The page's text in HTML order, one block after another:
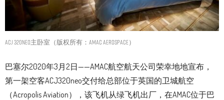
ACJ 320neo主卧室（版权所有：AMAC Aerospace）
巴塞尔2020年3月2日——AMAC航空航天公司荣幸地地宣布，
第一架空客ACJ320neo交付给总部位于英国的卫城航空
（Acropolis Aviation），该飞机从绿飞机出厂，在AMAC位于巴